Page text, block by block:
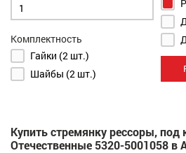
Комплектность
Гайки (2 шт.)
Шайбы (2 шт.)
Купить стремянку рессоры, под
Отечественные 5320-5001058 в